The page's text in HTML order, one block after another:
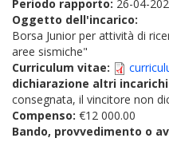
Periodo rapporto: 26-04-
Oggetto dell'incarico:
Borsa Junior per attività di
aree sismiche"
Curriculum vitae:
dichiarazione altri
consegnata, il vincitore non
Compenso: €12 000.00
Bando, provvedimento o